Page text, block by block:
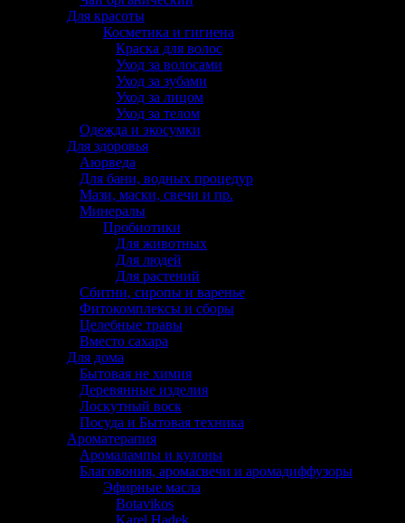
Для красоты
Косметика и гигиена
Краска для волос
Уход за волосами
Уход за зубами
Уход за лицом
Уход за телом
Одежда и экосумки
Для здоровья
Аюрведа
Для бани, водных процедур
Мази, маски, свечи и пр.
Минералы
Пробиотики
Для животных
Для людей
Для растений
Сбитни, сиропы и варенье
Фитокомплексы и сборы
Целебные травы
Вместо сахара
Для дома
Бытовая не химия
Деревянные изделия
Лоскутный воск
Посуда и Бытовая техника
Ароматерапия
Аромалампы и кулоны
Благовония, аромасвечи и аромадиффузоры
Эфирные масла
Botavikos
Karel Hadek